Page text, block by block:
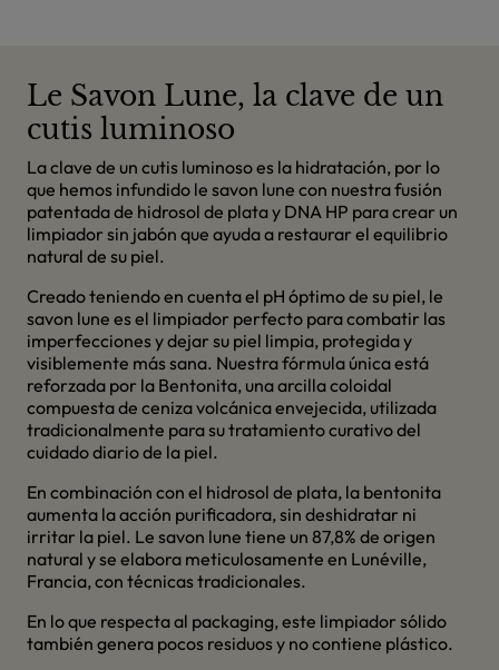
Le Savon Lune, la clave de un
cutis luminoso
La clave de un cutis luminoso es la hidratación, por lo
que hemos infundido le savon lune con nuestra fusión
patentada de hidrosol de plata y DNA HP para crear un
limpiador sin jabón que ayuda a restaurar el equilibrio
natural de su piel.
Creado teniendo en cuenta el pH óptimo de su piel, le
savon lune es el limpiador perfecto para combatir las
imperfecciones y dejar su piel limpia, protegida y
visiblemente más sana. Nuestra fórmula única está
reforzada por la Bentonita, una arcilla coloidal
compuesta de ceniza volcánica envejecida, utilizada
tradicionalmente para su tratamiento curativo del
cuidado diario de la piel.
En combinación con el hidrosol de plata, la bentonita
aumenta la acción purificadora, sin deshidratar ni
irritar la piel. Le savon lune tiene un 87,8% de origen
natural y se elabora meticulosamente en Lunéville,
Francia, con técnicas tradicionales.
En lo que respecta al packaging, este limpiador sólido
también genera pocos residuos y no contiene plástico.